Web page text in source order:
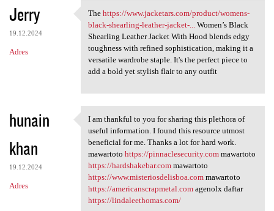
Jerry
19.12.2024
Adres
The https://www.jacketars.com
The https://www.jacketars.com/product/womens-
black-shearling-leather-jacket-...
Women’s Black
Shearling Leather Jacket With Hood blends edgy
toughness with refined sophistication, making it a
versatile wardrobe staple. It's the perfect piece to
add a bold yet stylish flair to any outfit
hunain
khan
19.12.2024
Adres
I am thankful to you for
I am thankful to you for sharing this plethora of
useful information. I found this resource utmost
beneficial for me. Thanks a lot for hard work.
mawartoto https://pinnaclesecurity.commawartoto
https://hardshakebar.commawartoto
https://www.misteriosdelisboa.commawartoto
https://americanscrapmetal.comagenolx daftar
https://lindaleethomas.com/